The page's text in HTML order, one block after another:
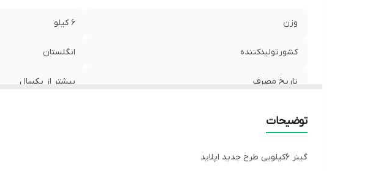
وزن ۶ کیلو
کشورتولیدکننده انگلستان
تاریخ مصرف بیشتر از یکسال
توضیحات
گینر ۶کیلویی طرح جدید اپلاید